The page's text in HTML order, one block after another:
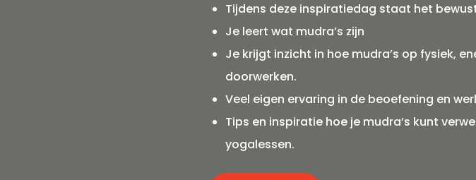
Tijdens deze inspiratiedag staat het
Je leert wat mudra’s zijn
Je krijgt inzicht in hoe mudra’s op fysiek,
doorwerken.
Veel eigen ervaring in de beoefening en
Tips en inspiratie hoe je mudra’s kunt
yogalessen.